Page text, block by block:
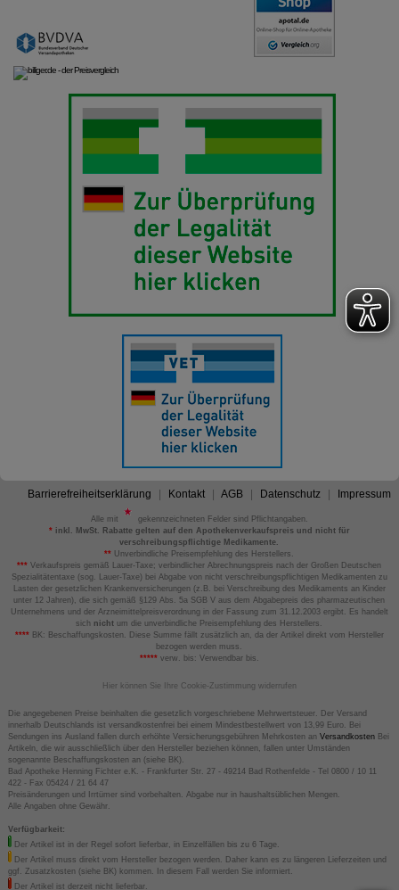
Barrierefreiheitserklärung Kontakt AGB Datenschutz Impressum
Alle mit
gekennzeichneten Felder sind Pflichtangaben.
*inkl. MwSt. Rabatte gelten auf den Apothekenverkaufspreis und nicht für
verschreibungspflichtige Medikamente.
** Unverbindliche Preisempfehlung des Herstellers.
*** Verkaufspreis gemäß Lauer-Taxe; verbindlicher Abrechnungspreis nach der Großen Deutschen
Spezialitätentaxe (sog. Lauer-Taxe) bei Abgabe von nicht verschreibungspflichtigen Medikamenten zu
Lasten der gesetzlichen Krankenversicherungen (z.B. bei Verschreibung des Medikaments an Kinder
unter 12 Jahren), die sich gemäß §129 Abs. 5a SGB V aus dem Abgabepreis des pharmazeutischen
Unternehmens und der Arzneimittelpreisverordnung in der Fassung zum 31.12.2003 ergibt. Es handelt
sich nicht um die unverbindliche Preisempfehlung des Herstellers.
****BK: Beschaffungskosten. Diese Summe fällt zusätzlich an, da der Artikel direkt vom Hersteller
bezogen werden muss.
*****verw. bis: Verwendbar bis.
Hier können Sie Ihre Cookie-Zustimmung widerrufen
Die angegebenen Preise beinhalten die gesetzlich vorgeschriebene Mehrwertsteuer. Der Versand
innerhalb Deutschlands ist versandkostenfrei bei einem Mindestbestellwert von 13,99 Euro. Bei
Sendungen ins Ausland fallen durch erhöhte Versicherungsgebühren Mehrkosten an VersandkostenBei
Artikeln, die wir ausschließlich über den Hersteller beziehen können, fallen unter Umständen
sogenannte Beschaffungskosten an (siehe BK).
Bad Apotheke Henning Fichter e.K. - Frankfurter Str. 27 - 49214 Bad Rothenfelde - Tel 0800 / 10 11
422 - Fax 05424 / 21 64 47
Preisänderungen und Irrtümer sind vorbehalten. Abgabe nur in haushaltsüblichen Mengen.
Alle Angaben ohne Gewähr.
Verfügbarkeit:
Der Artikel ist in der Regel sofort lieferbar, in Einzelfällen bis zu 6 Tage.
Der Artikel muss direkt vom Hersteller bezogen werden. Daher kann es zu längeren Lieferzeiten und
ggf. Zusatzkosten (siehe BK) kommen. In diesem Fall werden Sie informiert.
Der Artikel ist derzeit nicht lieferbar.